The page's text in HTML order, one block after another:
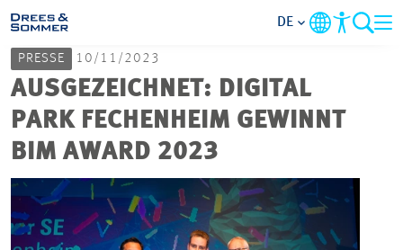
MARKETS
UNTERNEHMEN
IM FOKUS
DE
PRESSE 10/11/2023
AUSGEZEICHNET: DIGITAL
PARK FECHENHEIM GEWINNT
BIM AWARD 2023